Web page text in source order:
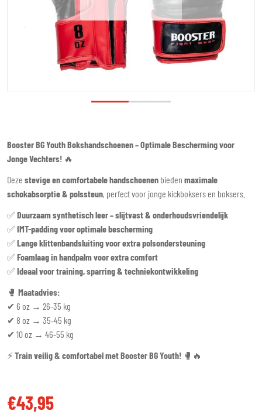
Booster BG Youth Bokshandschoenen – Optimale Bescherming voor
Jonge Vechters! 🔥
Deze stevige en comfortabele handschoenen bieden maximale
schokabsorptie & polssteun, perfect voor jonge kickboksers en boksers.
✅ Duurzaam synthetisch leer – slijtvast & onderhoudsvriendelijk
✅ IMT-padding voor optimale bescherming
✅ Lange klittenbandsluiting voor extra polsondersteuning
✅ Foamlaag in handpalm voor extra comfort
✅ Ideaal voor training, sparring & techniekontwikkeling
🥊 Maatadvies:
✔ 6 oz → 26-35 kg
✔ 8 oz → 35-45 kg
✔ 10 oz → 46-55 kg
⚡Train veilig & comfortabel met Booster BG Youth! 🥊🔥
€43,95